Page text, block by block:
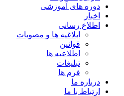
دوره های آموزشی
اخبار
اطلاع رسانی
ابلاغیه ها و مصوبات
قوانین
اطلاعیه ها
تبلیغات
فرم ها
درباره ما
ارتباط با ما